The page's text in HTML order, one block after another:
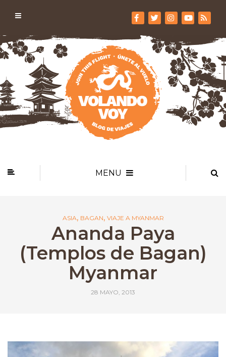
MENU
ASIA, BAGAN, VIAJE A MYANMAR
Ananda Paya
(Templos de Bagan)
Myanmar
28 MAYO, 2013